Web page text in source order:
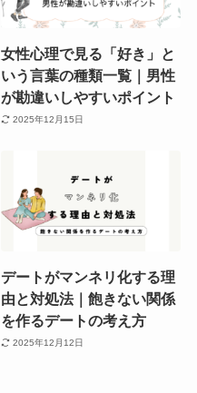
女性心理で見る「好き」と
いう言葉の種類一覧｜男性
が勘違いしやすいポイント
2025年12月15日
デートがマンネリ化する理
由と対処法｜飽きない関係
を作るデートの考え方
2025年12月12日